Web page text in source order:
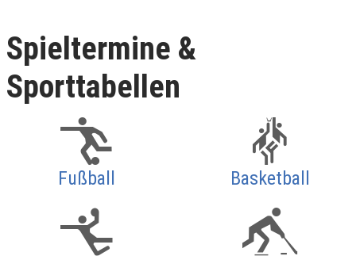
Spieltermine &
Sporttabellen
Fußball Basketball